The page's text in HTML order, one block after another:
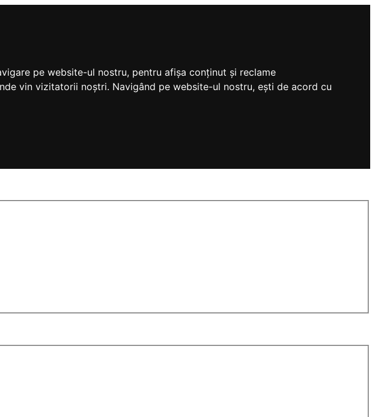
pe website-ul nostru, pentru afișa conținut și reclame
vin vizitatorii noștri. Navigând pe website-ul nostru, ești de acord cu